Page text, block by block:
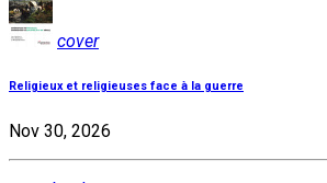
cover
Religieux et religieuses face à la guerre
Nov 30, 2026